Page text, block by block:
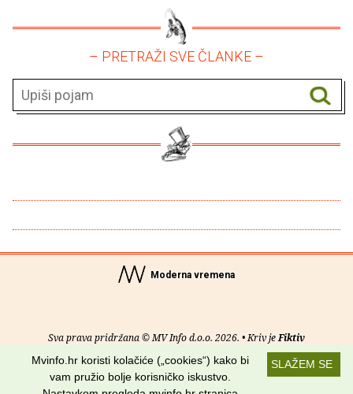
– PRETRAŽI SVE ČLANKE –
Moderna vremena
Sva prava pridržana © MV Info d.o.o. 2026. • Kriv jeFiktiv
O nama• Pomoć• Uvjeti korištenja•RSS kanaliSLAŽEM SE
Mvinfo.hr koristi kolačiće („cookies“) kako bi
vam pružio bolje korisničko iskustvo.